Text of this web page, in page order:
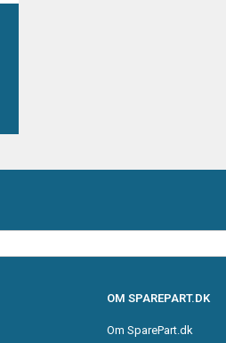
OM SPAREPART.DK
Om SparePart.dk